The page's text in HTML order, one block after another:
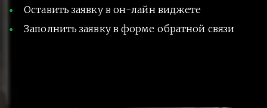
Оставить заявку в он-лайн виджете
Заполнить заявку в форме обратной связи